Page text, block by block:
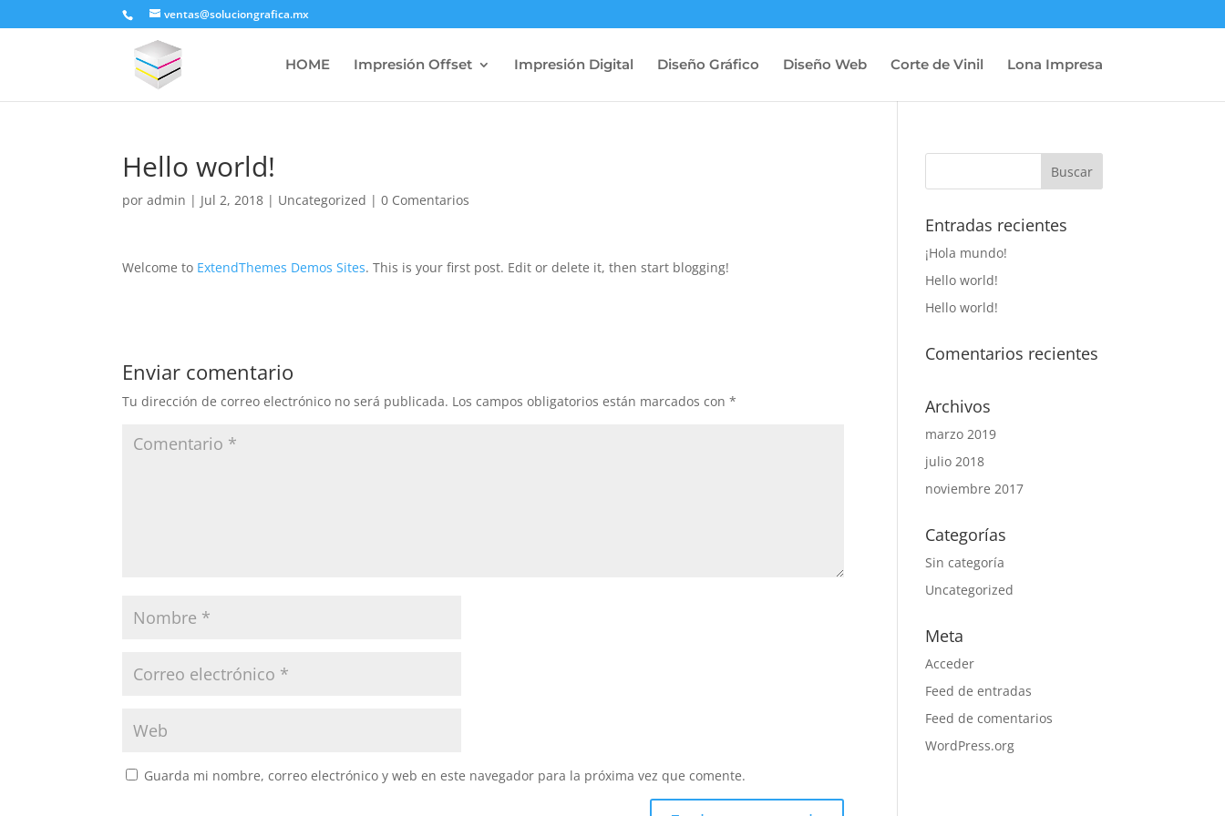
ventas@soluciongrafica.mx
HOME Impresión Offset Impresión Digital Diseño Gráfico Diseño Web Corte de Vinil Lona Impresa
Hello world!
poradmin | Jul 2, 2018 | Uncategorized |0 Comentarios
Welcome to ExtendThemes Demos Sites. This is your first post. Edit or delete it, then start blogging!
Enviar comentario
Tu dirección de correo electrónico no será publicada. Los campos obligatorios están marcados con*
Guarda mi nombre, correo electrónico y web en este navegador para la próxima vez que comente.
Entradas recientes
¡Hola mundo!
Hello world!
Hello world!
Comentarios recientes
Archivos
marzo 2019
julio 2018
noviembre 2017
Categorías
Sin categoría
Uncategorized
Meta
Acceder
Feed de entradas
Feed de comentarios
WordPress.org